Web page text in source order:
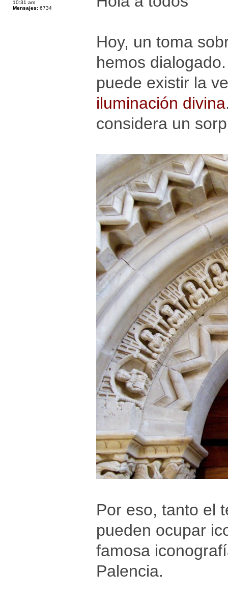
10:31 am
Mensajes: 6734
Hoy, un toma
hemos
puede existir la
iluminación divina
considera un
Por eso, tanto el
pueden ocupar
famosa
Palencia.